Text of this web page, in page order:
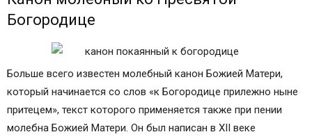
Богородице
Больше всего известен молебный канон Божией Матери,
который начинается со слов «к Богородице прилежно ныне
притецем», текст которого применяется также при пении
молебна Божией Матери. Он был написан в XII веке